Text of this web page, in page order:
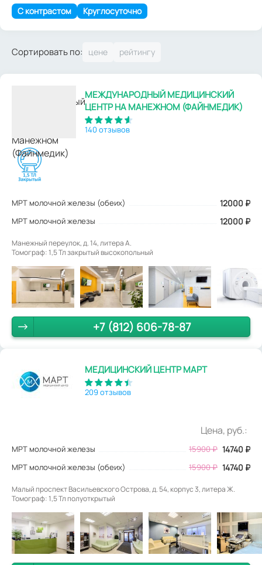
С контрастом Круглосуточно
Сортировать по:
МЕЖДУНАРОДНЫЙ МЕДИЦИНСКИЙ
ЦЕНТР НА МАНЕЖНОМ (ФАЙНМЕДИК)
140 отзывов
МРТ молочной железы (обеих) 12000 ₽
МРТ молочной железы 12000 ₽
Манежный переулок, д. 14, литера А.
Томограф: 1,5 Тл закрытый высокопольный
+7 (812) 606-78-87
МЕДИЦИНСКИЙ ЦЕНТР МАРТ
209 отзывов
Цена, руб.:
МРТ молочной железы 15900₽ 14740 ₽
МРТ молочной железы (обеих) 15900 ₽ 14740 ₽
Малый проспект Васильевского Острова, д. 54, корпус 3, литера Ж.
Томограф: 1,5 Тл полуоткрытый